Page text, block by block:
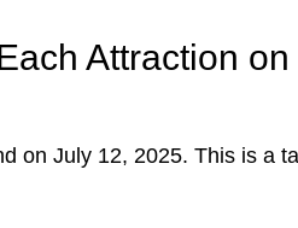
Attraction
on July 12, 2025. This is a